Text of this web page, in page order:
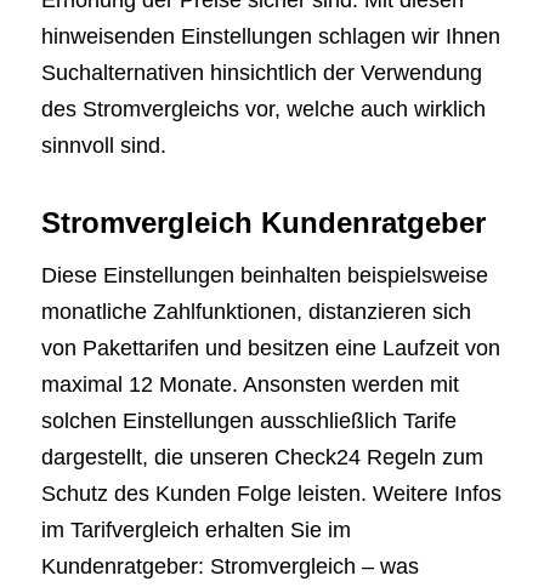
hinweisenden Einstellungen schlagen wir Ihnen
Suchalternativen hinsichtlich der Verwendung
des Stromvergleichs vor, welche auch wirklich
sinnvoll sind.
Stromvergleich Kundenratgeber
Diese Einstellungen beinhalten beispielsweise
monatliche Zahlfunktionen, distanzieren sich
von Pakettarifen und besitzen eine Laufzeit von
maximal 12 Monate. Ansonsten werden mit
solchen Einstellungen ausschließlich Tarife
dargestellt, die unseren Check24 Regeln zum
Schutz des Kunden Folge leisten. Weitere Infos
im Tarifvergleich erhalten Sie im
Kundenratgeber: Stromvergleich – was